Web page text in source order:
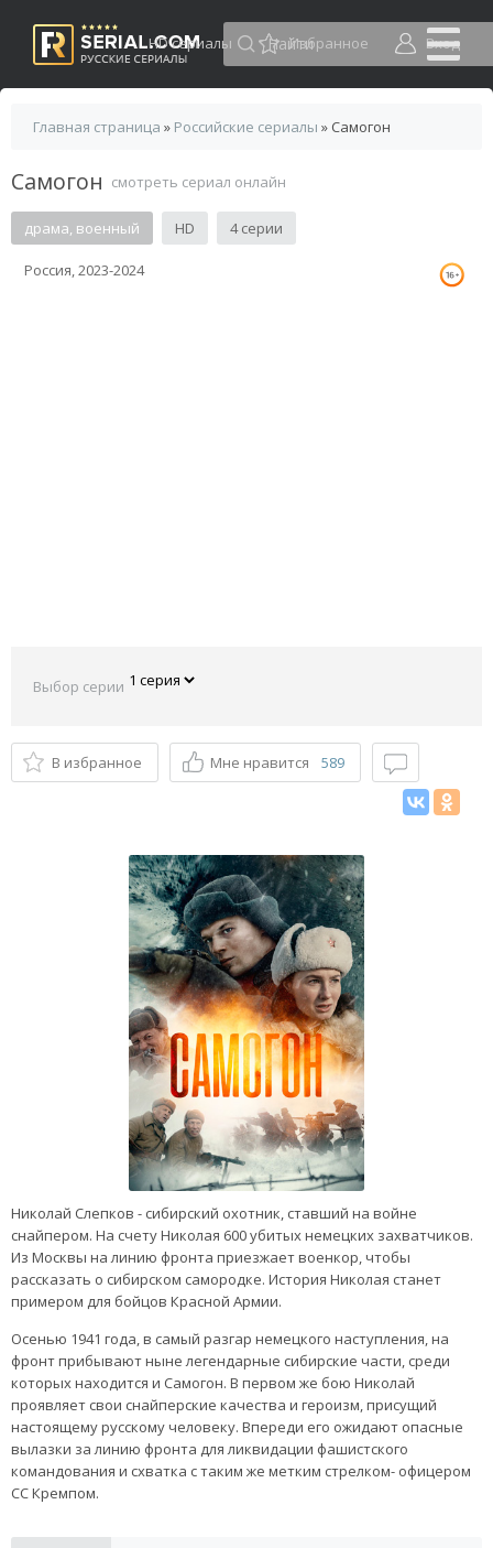
HD сериалы Избранное Вход
Главная страница » Российские сериалы » Самогон
Самогон смотреть сериал онлайн
драма, военный HD 4 серии
Россия, 2023-2024
Выбор серии
В избранное Мне нравится 589
Николай Слепков - сибирский охотник, ставший на войне
снайпером. На счету Николая 600 убитых немецких захватчиков.
Из Москвы на линию фронта приезжает военкор, чтобы
рассказать о сибирском самородке. История Николая станет
примером для бойцов Красной Армии.
Осенью 1941 года, в самый разгар немецкого наступления, на
фронт прибывают ныне легендарные сибирские части, среди
которых находится и Самогон. В первом же бою Николай
проявляет свои снайперские качества и героизм, присущий
настоящему русскому человеку. Впереди его ожидают опасные
вылазки за линию фронта для ликвидации фашистского
командования и схватка с таким же метким стрелком- офицером
СС Кремпом.